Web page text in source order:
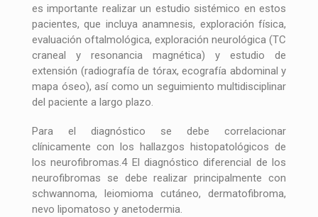
es importante realizar un estudio sistémico en estos
pacientes, que incluya anamnesis, exploración física,
evaluación oftalmológica, exploración neurológica (TC
craneal y resonancia magnética) y estudio de
extensión (radiografía de tórax, ecografía abdominal y
mapa óseo), así como un seguimiento multidisciplinar
del paciente a largo plazo.
Para el diagnóstico se debe correlacionar
clínicamente con los hallazgos histopatológicos de
los neurofibromas.4 El diagnóstico diferencial de los
neurofibromas se debe realizar principalmente con
schwannoma, leiomioma cutáneo, dermatofibroma,
nevo lipomatoso y anetodermia.